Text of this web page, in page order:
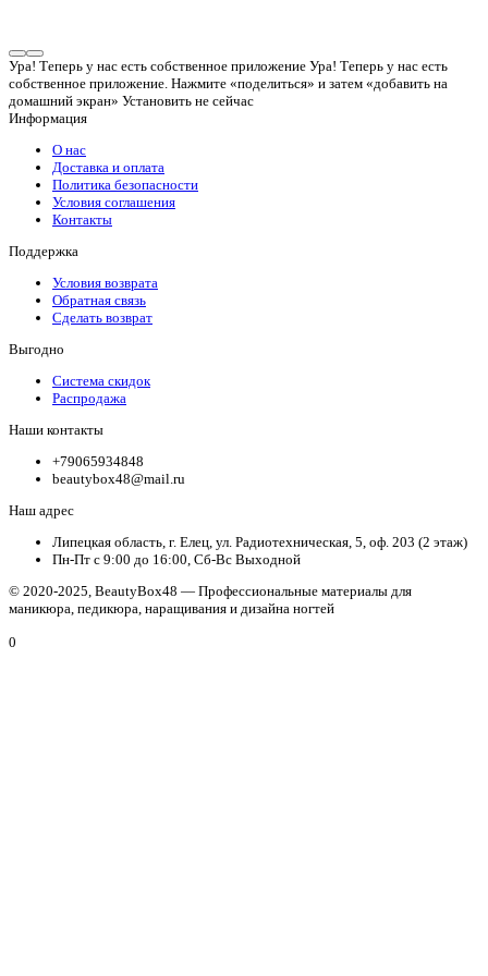
Ура! Теперь у нас есть собственное приложение Ура! Теперь у нас есть
собственное приложение. Нажмите «поделиться» и затем «добавить на
домашний экран» Установить не сейчас
Информация
О нас
Доставка и оплата
Политика безопасности
Условия соглашения
Контакты
Поддержка
Условия возврата
Обратная связь
Сделать возврат
Выгодно
Система скидок
Распродажа
Наши контакты
+79065934848
beautybox48@mail.ru
Наш адрес
Липецкая область, г. Елец, ул. Радиотехническая, 5, оф. 203 (2 этаж)
Пн-Пт с 9:00 до 16:00, Сб-Вс Выходной
© 2020-2025, BeautyBox48 — Профессиональные материалы для
маникюра, педикюра, наращивания и дизайна ногтей
0